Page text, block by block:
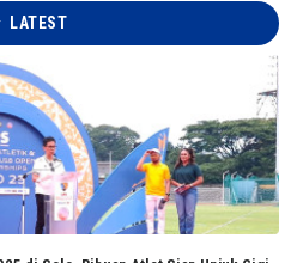
LATEST